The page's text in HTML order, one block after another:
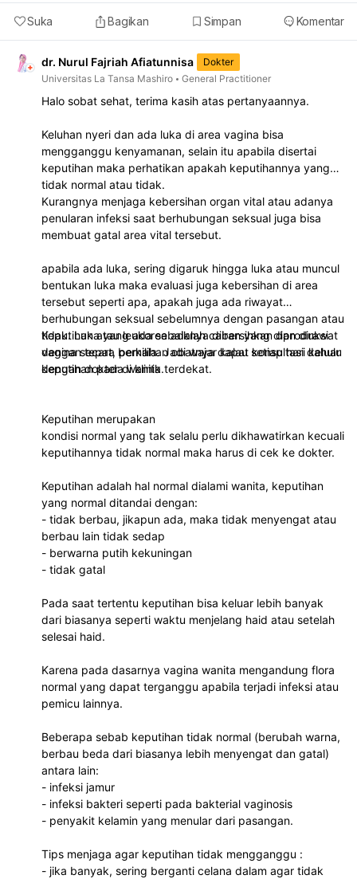
Suka Bagikan Simpan Komentar
dr. Nurul Fajriah Afiatunnisa
Dokter
Universitas La Tansa Mashiro
General Practitioner
Halo sobat sehat, terima kasih atas pertanyaannya.
Keluhan nyeri dan ada luka di area vagina bisa
mengganggu kenyamanan, selain itu apabila disertai
keputihan maka perhatikan apakah keputihannya yang
tidak normal atau tidak.
Kurangnya menjaga kebersihan organ vital atau adanya
penularan infeksi saat berhubungan seksual juga bisa
membuat gatal area vital tersebut.
apabila ada luka, sering digaruk hingga luka atau muncul
bentukan luka maka evaluasi juga kebersihan di area
tersebut seperti apa, apakah juga ada riwayat
berhubungan seksual sebelumnya dengan pasangan atau
tidak. Luka yang ada sebaiknya dibersihkan dan dirawat
dengan tepat, pemilihan obatnya dapat konsultasi dahulu
dengan dokter di klinik terdekat.
Keputihan atau leukorea adalah cairan yang diproduksi
vagina secara berkala. Jadi wajar kalau setiap hari keluar
keputihan pada wanita.
Keputihan merupakan
kondisi normal yang tak selalu perlu dikhawatirkan kecuali
keputihannya tidak normal maka harus di cek ke dokter.
Keputihan adalah hal normal dialami wanita, keputihan
yang normal ditandai dengan:
- tidak berbau, jikapun ada, maka tidak menyengat atau
berbau lain tidak sedap
- berwarna putih kekuningan
- tidak gatal
Pada saat tertentu keputihan bisa keluar lebih banyak
dari biasanya seperti waktu menjelang haid atau setelah
selesai haid.
Karena pada dasarnya vagina wanita mengandung flora
normal yang dapat terganggu apabila terjadi infeksi atau
pemicu lainnya.
Beberapa sebab keputihan tidak normal (berubah warna,
berbau beda dari biasanya lebih menyengat dan gatal)
antara lain:
- infeksi jamur
- infeksi bakteri seperti pada bakterial vaginosis
- penyakit kelamin yang menular dari pasangan.
Tips menjaga agar keputihan tidak mengganggu :
- jika banyak, sering berganti celana dalam agar tidak